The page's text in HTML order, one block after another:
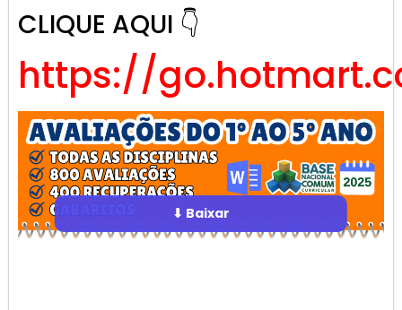
CLIQUE AQUI 👇
https://
⬇ Baixar